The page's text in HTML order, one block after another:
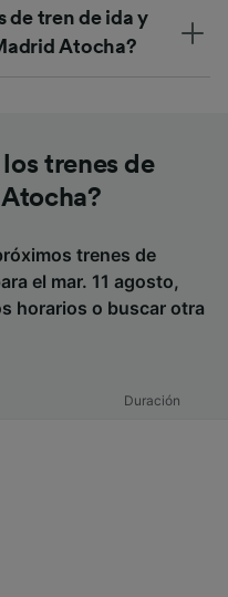
de tren de ida y
Atocha?
trenes de
trenes de
el mar. 11 agosto,
horarios o buscar otra
Duración